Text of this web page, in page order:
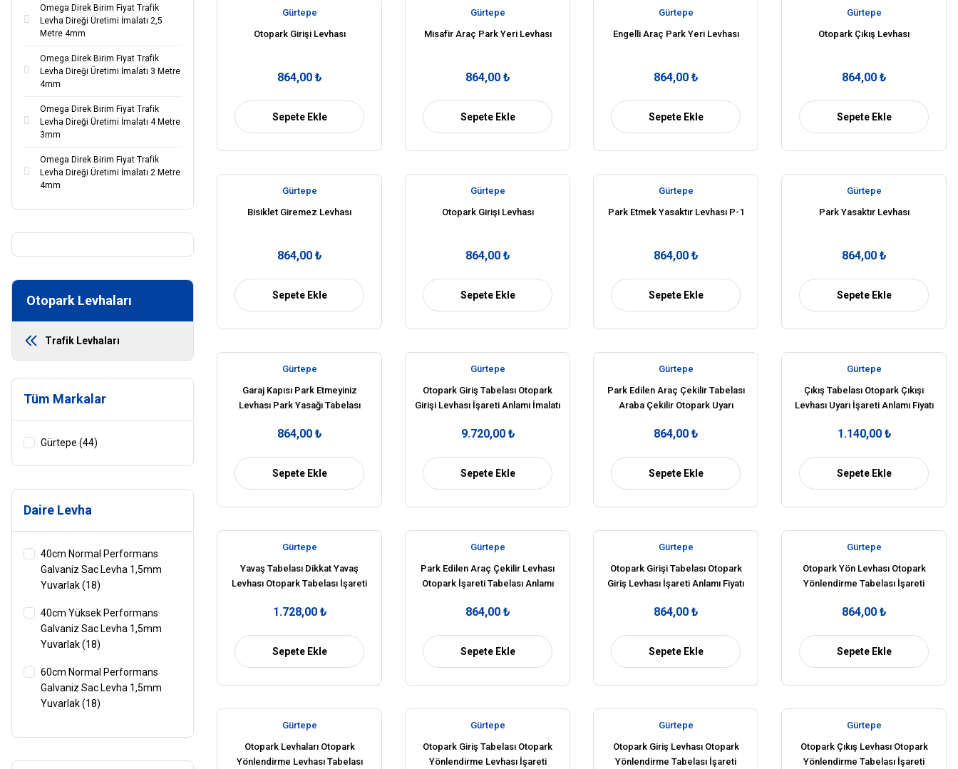
Omega Direk Birim Fiyat Trafik
Levha Direği Üretimi İmalatı 2,5
Metre 4mm
Omega Direk Birim Fiyat Trafik
Levha Direği Üretimi İmalatı 3 Metre
4mm
Omega Direk Birim Fiyat Trafik
Levha Direği Üretimi İmalatı 4 Metre
3mm
Omega Direk Birim Fiyat Trafik
Levha Direği Üretimi İmalatı 2 Metre
4mm
Otopark Levhaları
Trafik Levhaları
Tüm Markalar
Gürtepe (44)
Daire Levha
40cm Normal Performans
Galvaniz Sac Levha 1,5mm
Yuvarlak (18)
40cm Yüksek Performans
Galvaniz Sac Levha 1,5mm
Yuvarlak (18)
60cm Normal Performans
Galvaniz Sac Levha 1,5mm
Yuvarlak (18)
Yuvarlak (18)
Gürtepe
Otopark Girişi Levhası
864,00 ₺
Sepete Ekle
Gürtepe
Misafir Araç Park Yeri Levhası
864,00 ₺
Sepete Ekle
Gürtepe
Engelli Araç Park Yeri Levhası
864,00 ₺
Sepete Ekle
Gürtepe
Otopark Çıkış Levhası
864,00 ₺
Sepete Ekle
Gürtepe
Bisiklet Giremez Levhası
864,00 ₺
Sepete Ekle
Gürtepe
Otopark Girişi Levhası
864,00 ₺
Sepete Ekle
Gürtepe
Park Etmek Yasaktır Levhası P-1
864,00 ₺
Sepete Ekle
Gürtepe
Park Yasaktır Levhası
864,00 ₺
Sepete Ekle
Gürtepe
Garaj Kapısı Park Etmeyiniz
Levhası Park Yasağı Tabelası
864,00 ₺
Sepete Ekle
Gürtepe
Otopark Giriş Tabelası Otopark
Girişi Levhası İşareti Anlamı İmalatı
9.720,00 ₺
Sepete Ekle
Gürtepe
Park Edilen Araç Çekilir Tabelası
Araba Çekilir Otopark Uyarı
864,00 ₺
Sepete Ekle
Gürtepe
Çıkış Tabelası Otopark Çıkışı
Levhası Uyarı İşareti Anlamı Fiyatı
1.140,00 ₺
Sepete Ekle
Gürtepe
Yavaş Tabelası Dikkat Yavaş
Levhası Otopark Tabelası İşareti
1.728,00 ₺
Sepete Ekle
Gürtepe
Park Edilen Araç Çekilir Levhası
Otopark İşareti Tabelası Anlamı
864,00 ₺
Sepete Ekle
Gürtepe
Otopark Girişi Tabelası Otopark
Giriş Levhası İşareti Anlamı Fiyatı
864,00 ₺
Sepete Ekle
Gürtepe
Otopark Yön Levhası Otopark
Yönlendirme Tabelası İşareti
864,00 ₺
Sepete Ekle
Gürtepe
Otopark Levhaları Otopark
Yönlendirme Levhası Tabelası
Gürtepe
Otopark Giriş Tabelası Otopark
Yönlendirme Levhası İşareti
Gürtepe
Otopark Giriş Levhası Otopark
Yönlendirme Tabelası İşareti
Gürtepe
Otopark Çıkış Levhası Otopark
Yönlendirme Tabelası İşareti